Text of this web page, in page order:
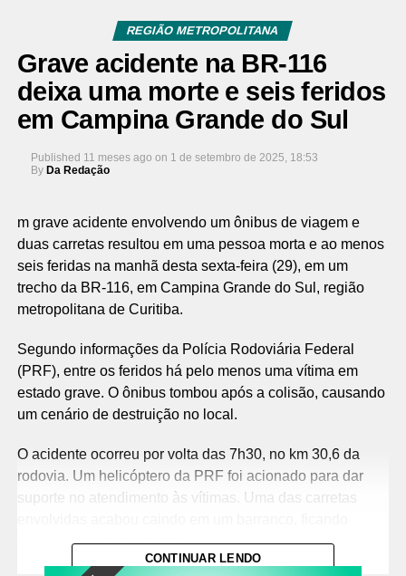
REGIÃO METROPOLITANA
Grave acidente na BR-116
deixa uma morte e seis feridos
em Campina Grande do Sul
Published 11 meses ago on 1 de setembro de 2025, 18:53
By Da Redação
m grave acidente envolvendo um ônibus de viagem e
duas carretas resultou em uma pessoa morta e ao menos
seis feridas na manhã desta sexta-feira (29), em um
trecho da BR-116, em Campina Grande do Sul, região
metropolitana de Curitiba.
Segundo informações da Polícia Rodoviária Federal
(PRF), entre os feridos há pelo menos uma vítima em
estado grave. O ônibus tombou após a colisão, causando
um cenário de destruição no local.
O acidente ocorreu por volta das 7h30, no km 30,6 da
rodovia. Um helicóptero da PRF foi acionado para dar
suporte no atendimento às vítimas. Uma das carretas
completamente destruída.
CONTINUAR LENDO